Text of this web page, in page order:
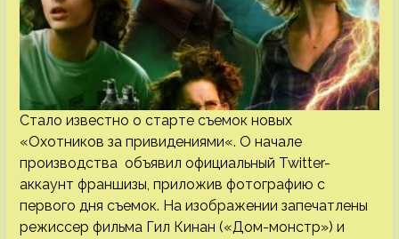
Стало известно о старте съемок новых
«Охотников за привидениями«. О начале
производства объявил официальный Twitter-
аккаунт франшизы, приложив фотографию с
первого дня съемок. На изображении запечатлены
режиссер фильма Гил Кинан («Дом-монстр») и